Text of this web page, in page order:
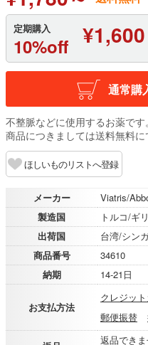
定期購入
10%off
通常購
不整脈などに使用するお薬で
商品につきましては送料無料に
ほしいものリストへ登録
メーカー
Viatris/
製造国
トルコ/ギ
出荷国
台湾/シン
商品番号
34610
納期
14-21日
お支払方法
クレジッ
郵便振替
返品でき